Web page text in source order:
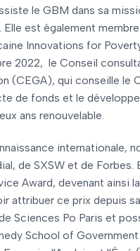
le GBM dans sa
est également
Innovations for
2022, le Conseil
(CEGA), qui conseille le
de fonds et le
ans renouvelable.
internationale,
de SXSW et de Forbes.
Award, devenant ainsi
attribuer ce prix depuis
Sciences Po Paris et
School of